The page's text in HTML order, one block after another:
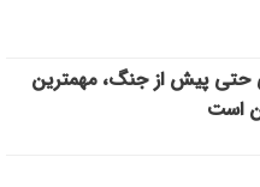
حتی پیش از جنگ، مهمترین
است